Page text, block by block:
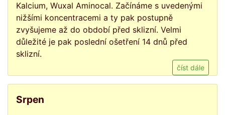
Kalcium, Wuxal Aminocal. Začínáme s uvedenými
nižšími koncentracemi a ty pak postupně
zvyšujeme až do období před sklizní. Velmi
důležité je pak poslední ošetření 14 dnů před
sklizní.
číst dále
Srpen